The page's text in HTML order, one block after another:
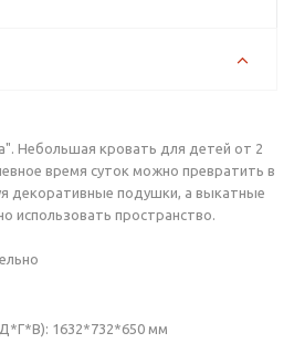
Небольшая кровать для детей от 2
время суток можно превратить в
декоративные подушки, а выкатные
использовать пространство.
1632*732*650 мм